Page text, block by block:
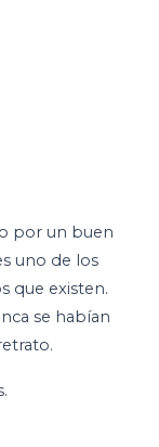
por un buen
uno de los
que existen.
se habían